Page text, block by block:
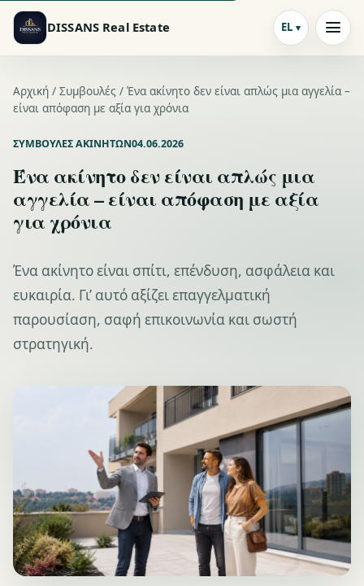
DISSANS Real Estate EL
Αρχική / Συμβουλές / Ένα ακίνητο δεν είναι απλώς μια αγγελία –
είναι απόφαση με αξία για χρόνια
ΣΥΜΒΟΥΛΈΣ ΑΚΙΝΉΤΩΝ04.06.2026
Ένα ακίνητο δεν είναι απλώς μια
αγγελία – είναι απόφαση με αξία
για χρόνια
Ένα ακίνητο είναι σπίτι, επένδυση, ασφάλεια και
ευκαιρία. Γι’ αυτό αξίζει επαγγελματική
παρουσίαση, σαφή επικοινωνία και σωστή
στρατηγική.